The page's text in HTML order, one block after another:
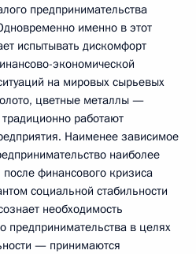
предпринимательства
именно в этот
испытывать дискомфорт
экономической
на мировых сырьевых
цветные металлы —
традиционно работают
Наименее зависимое
наиболее
финансового кризиса
социальной стабильности
необходимость
предпринимательства в целях
— принимаются